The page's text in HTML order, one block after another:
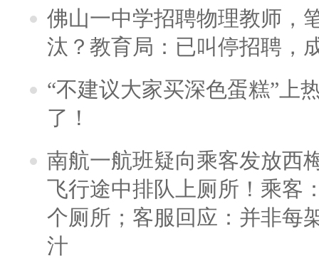
佛山一中学招聘物理教师，
汰？教育局：已叫停招聘，
“不建议大家买深色蛋糕”上
了！
南航一航班疑向乘客发放西
飞行途中排队上厕所！乘客
个厕所；客服回应：并非每
汁